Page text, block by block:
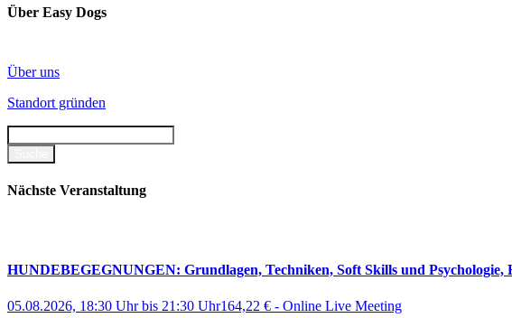
Über Easy Dogs
Über uns
Standort gründen
Nächste Veranstaltung
HUNDEBEGEGNUNGEN: Grundlagen, Techniken, Soft Skills und Psychologie,
05.08.2026, 18:30 Uhrbis 21:30 Uhr164,22 € - Online Live Meeting